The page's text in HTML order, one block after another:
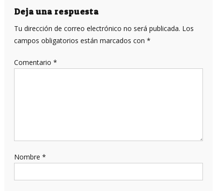
entradas
Deja una respuesta
Tu dirección de correo electrónico no será publicada. Los
campos obligatorios están marcados con *
Comentario *
Nombre *